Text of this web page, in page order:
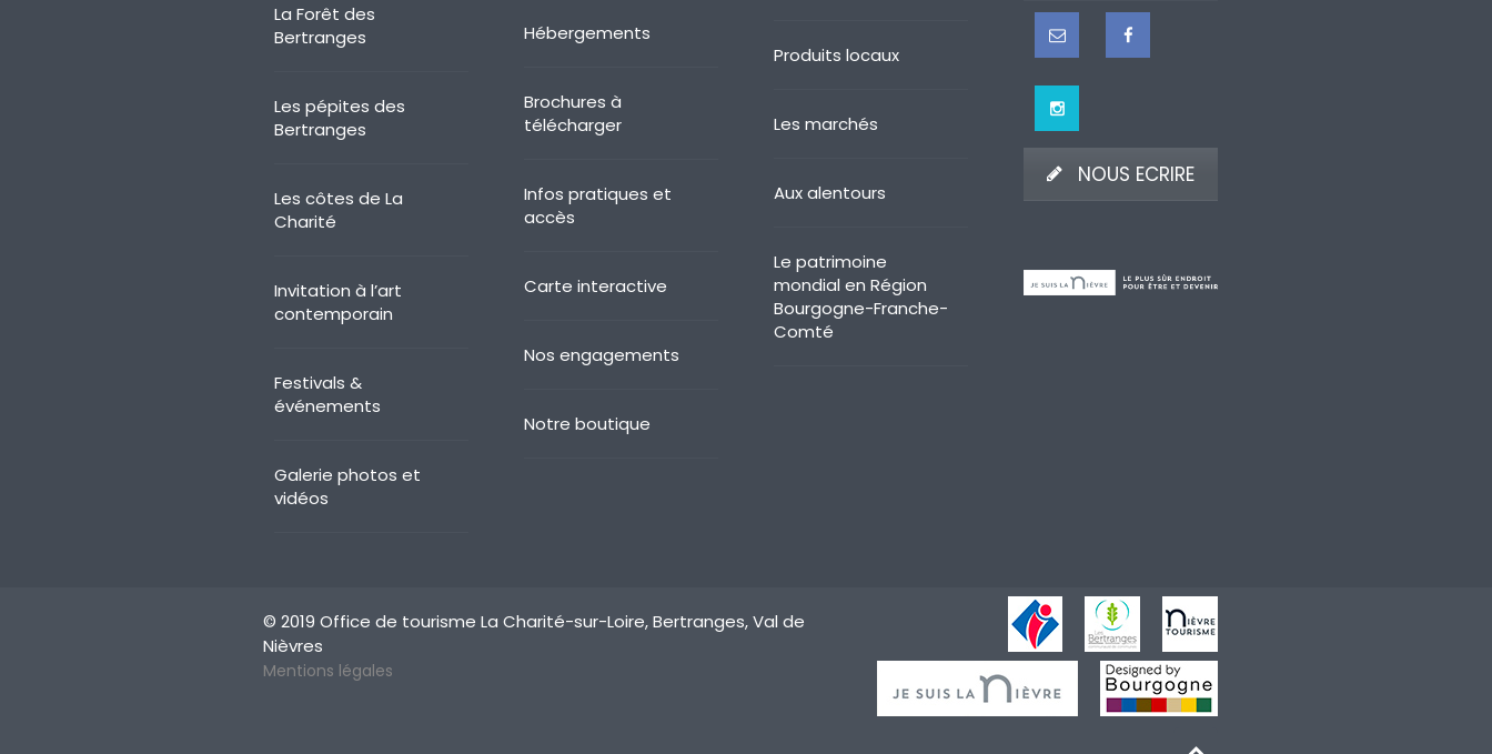
La Forêt des
Bertranges
Les pépites des
Bertranges
Les côtes de La
Charité
Invitation à l’art
contemporain
Festivals &
événements
Galerie photos et
vidéos
Hébergements
Brochures à
télécharger
Infos pratiques et
accès
Carte interactive
Nos engagements
Notre boutique
Produits locaux
Les marchés
Aux alentours
Le patrimoine
mondial en Région
Bourgogne-Franche-
Comté
NOUS ECRIRE
© 2019 Office de tourisme La Charité-sur-Loire, Bertranges, Val de
Nièvres
Mentions légales